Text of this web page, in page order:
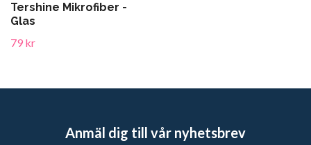
Tershine Mikrofiber -
Glas
79 kr
Anmäl dig till vår nyhetsbrev